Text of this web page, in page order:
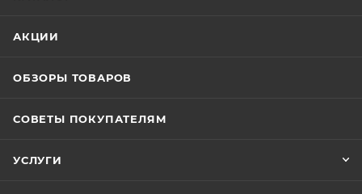
АКЦИИ
ОБЗОРЫ ТОВАРОВ
СОВЕТЫ ПОКУПАТЕЛЯМ
УСЛУГИ